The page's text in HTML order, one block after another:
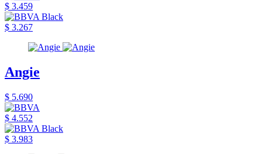
$ 3.459
$ 3.267
Angie
$ 5.690
$ 4.552
$ 3.983